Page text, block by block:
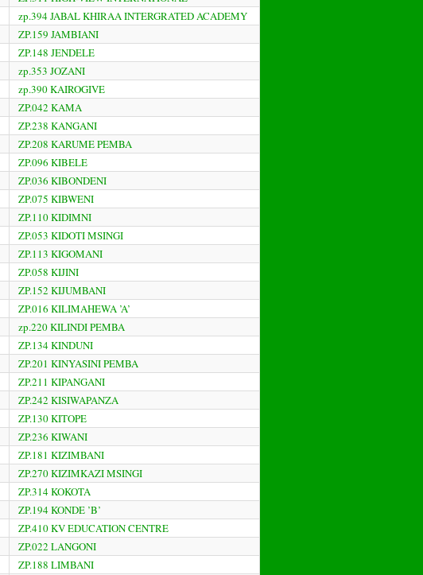
zp.394 JABAL KHIRAA INTERGRATED ACADEMY
ZP.159 JAMBIANI
ZP.148 JENDELE
zp.353 JOZANI
zp.390 KAIROGIVE
ZP.042 KAMA
ZP.238 KANGANI
ZP.208 KARUME PEMBA
ZP.096 KIBELE
ZP.036 KIBONDENI
ZP.075 KIBWENI
ZP.110 KIDIMNI
ZP.053 KIDOTI MSINGI
ZP.113 KIGOMANI
ZP.058 KIJINI
ZP.152 KIJUMBANI
ZP.016 KILIMAHEWA ’A’
zp.220 KILINDI PEMBA
ZP.134 KINDUNI
ZP.201 KINYASINI PEMBA
ZP.211 KIPANGANI
ZP.242 KISIWAPANZA
ZP.130 KITOPE
ZP.236 KIWANI
ZP.181 KIZIMBANI
ZP.270 KIZIMKAZI MSINGI
ZP.314 KOKOTA
ZP.194 KONDE ’B’
ZP.410 KV EDUCATION CENTRE
ZP.022 LANGONI
ZP.188 LIMBANI